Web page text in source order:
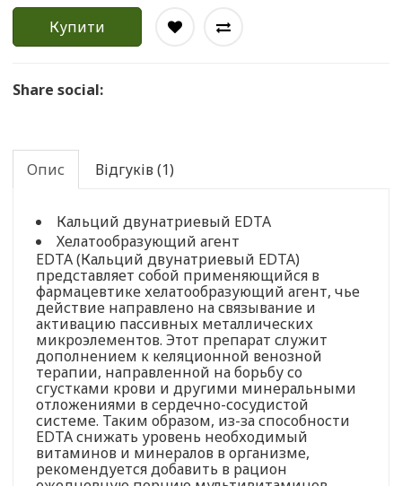
Купити
Share social:
Опис Відгуків (1)
Кальций двунатриевый EDTA
Хелатообразующий агент
EDTA (Кальций двунатриевый EDTA)
представляет собой применяющийся в
фармацевтике хелатообразующий агент, чье
действие направлено на связывание и
активацию пассивных металлических
микроэлементов. Этот препарат служит
дополнением к келяционной венозной
терапии, направленной на борьбу со
сгустками крови и другими минеральными
отложениями в сердечно-сосудистой
системе. Таким образом, из-за способности
EDTA снижать уровень необходимый
витаминов и минералов в организме,
рекомендуется добавить в рацион